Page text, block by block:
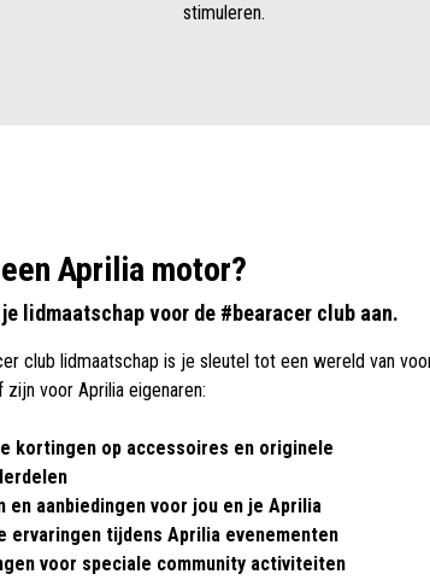
stimuleren.
Aprilia motor?
lidmaatschap voor de #bearacer club aan.
club lidmaatschap is je sleutel tot een wereld van
zijn voor Aprilia eigenaren:
kortingen op accessoires en originele
en aanbiedingen voor jou en je Aprilia
ervaringen tijdens Aprilia evenementen
voor speciale community activiteiten